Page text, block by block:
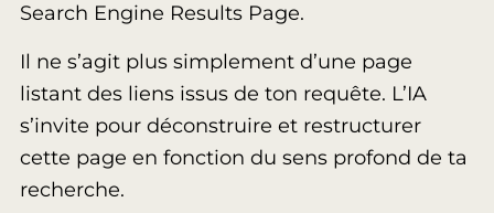
Search Engine Results Page.
Il ne s’agit plus simplement d’une page
listant des liens issus de ton requête. L’IA
s’invite pour déconstruire et restructurer
cette page en fonction du sens profond de ta
recherche.